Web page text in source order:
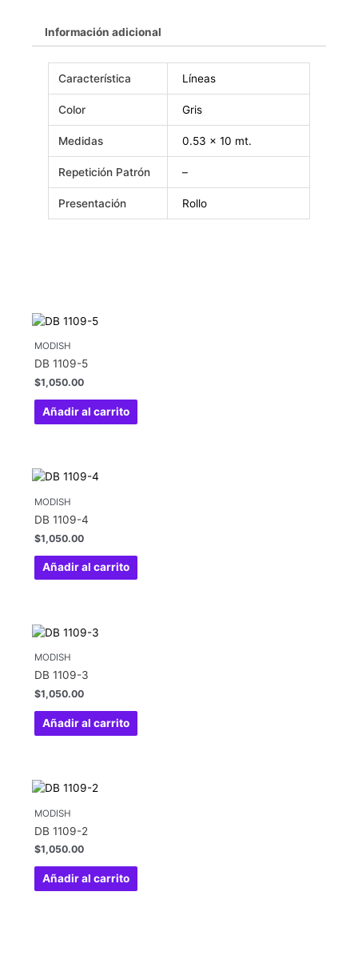
Información adicional
Característica Líneas
Color Gris
Medidas 0.53 x 10 mt.
Repetición Patrón –
Presentación Rollo
MODISH
DB 1109-5
$1,050.00
Añadir al carrito
MODISH
DB 1109-4
$1,050.00
Añadir al carrito
MODISH
DB 1109-3
$1,050.00
Añadir al carrito
MODISH
DB 1109-2
$1,050.00
Añadir al carrito